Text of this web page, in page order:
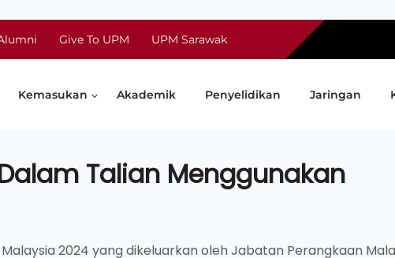
Give To UPM UPM Sarawak
Kemasukan Akademik Penyelidikan Jaringan
Talian Menggunakan
2024 yang dikeluarkan oleh Jabatan Perangkaan